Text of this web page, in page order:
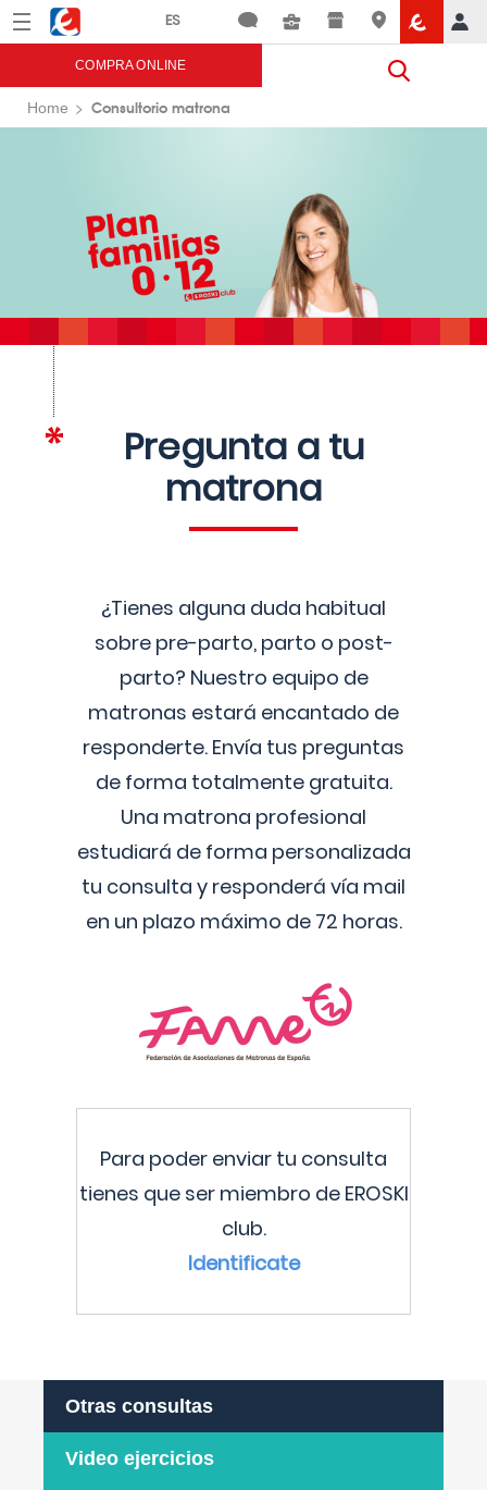
Menú Eroski
COMPRA ONLINE
Home Consultorio matrona
Pregunta a tu
matrona
¿Tienes alguna duda habitual
sobre pre-parto, parto o post-
parto? Nuestro equipo de
matronas estará encantado de
responderte. Envía tus preguntas
de forma totalmente gratuita.
Una matrona profesional
estudiará de forma personalizada
tu consulta y responderá vía mail
en un plazo máximo de 72 horas.
Para poder enviar tu consulta
tienes que ser miembro de EROSKI
club.
Identificate
Otras consultas
Video ejercicios